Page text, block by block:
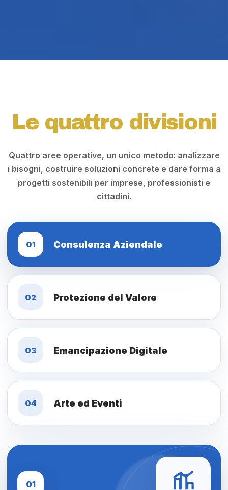
Le quattro divisioni
Quattro aree operative, un unico metodo: analizzare
i bisogni, costruire soluzioni concrete e dare forma a
progetti sostenibili per imprese, professionisti e
cittadini.
01 Consulenza Aziendale
02 Protezione del Valore
03 Emancipazione Digitale
04 Arte ed Eventi
01